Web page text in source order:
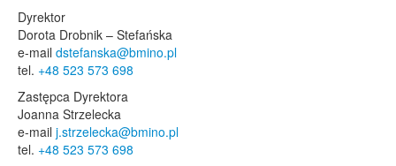
Dyrektor
Dorota Drobnik – Stefańska
e-mail dstefanska@bmino.pl
tel. +48 523 573 698
Zastępca Dyrektora
Joanna Strzelecka
e-mail j.strzelecka@bmino.pl
tel. +48 523 573 698